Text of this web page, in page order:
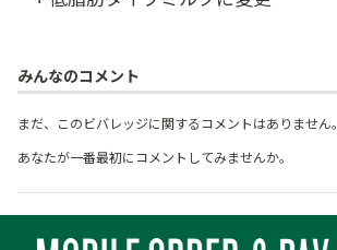
みんなのコメント
まだ、このビバレッジに関するコメントはありません。
あなたが一番最初にコメントしてみませんか。